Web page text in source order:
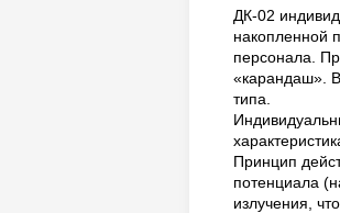
ДК-02
накопленной
персонала.
«карандаш». В
типа.
Принцип
потенциала
излучения,